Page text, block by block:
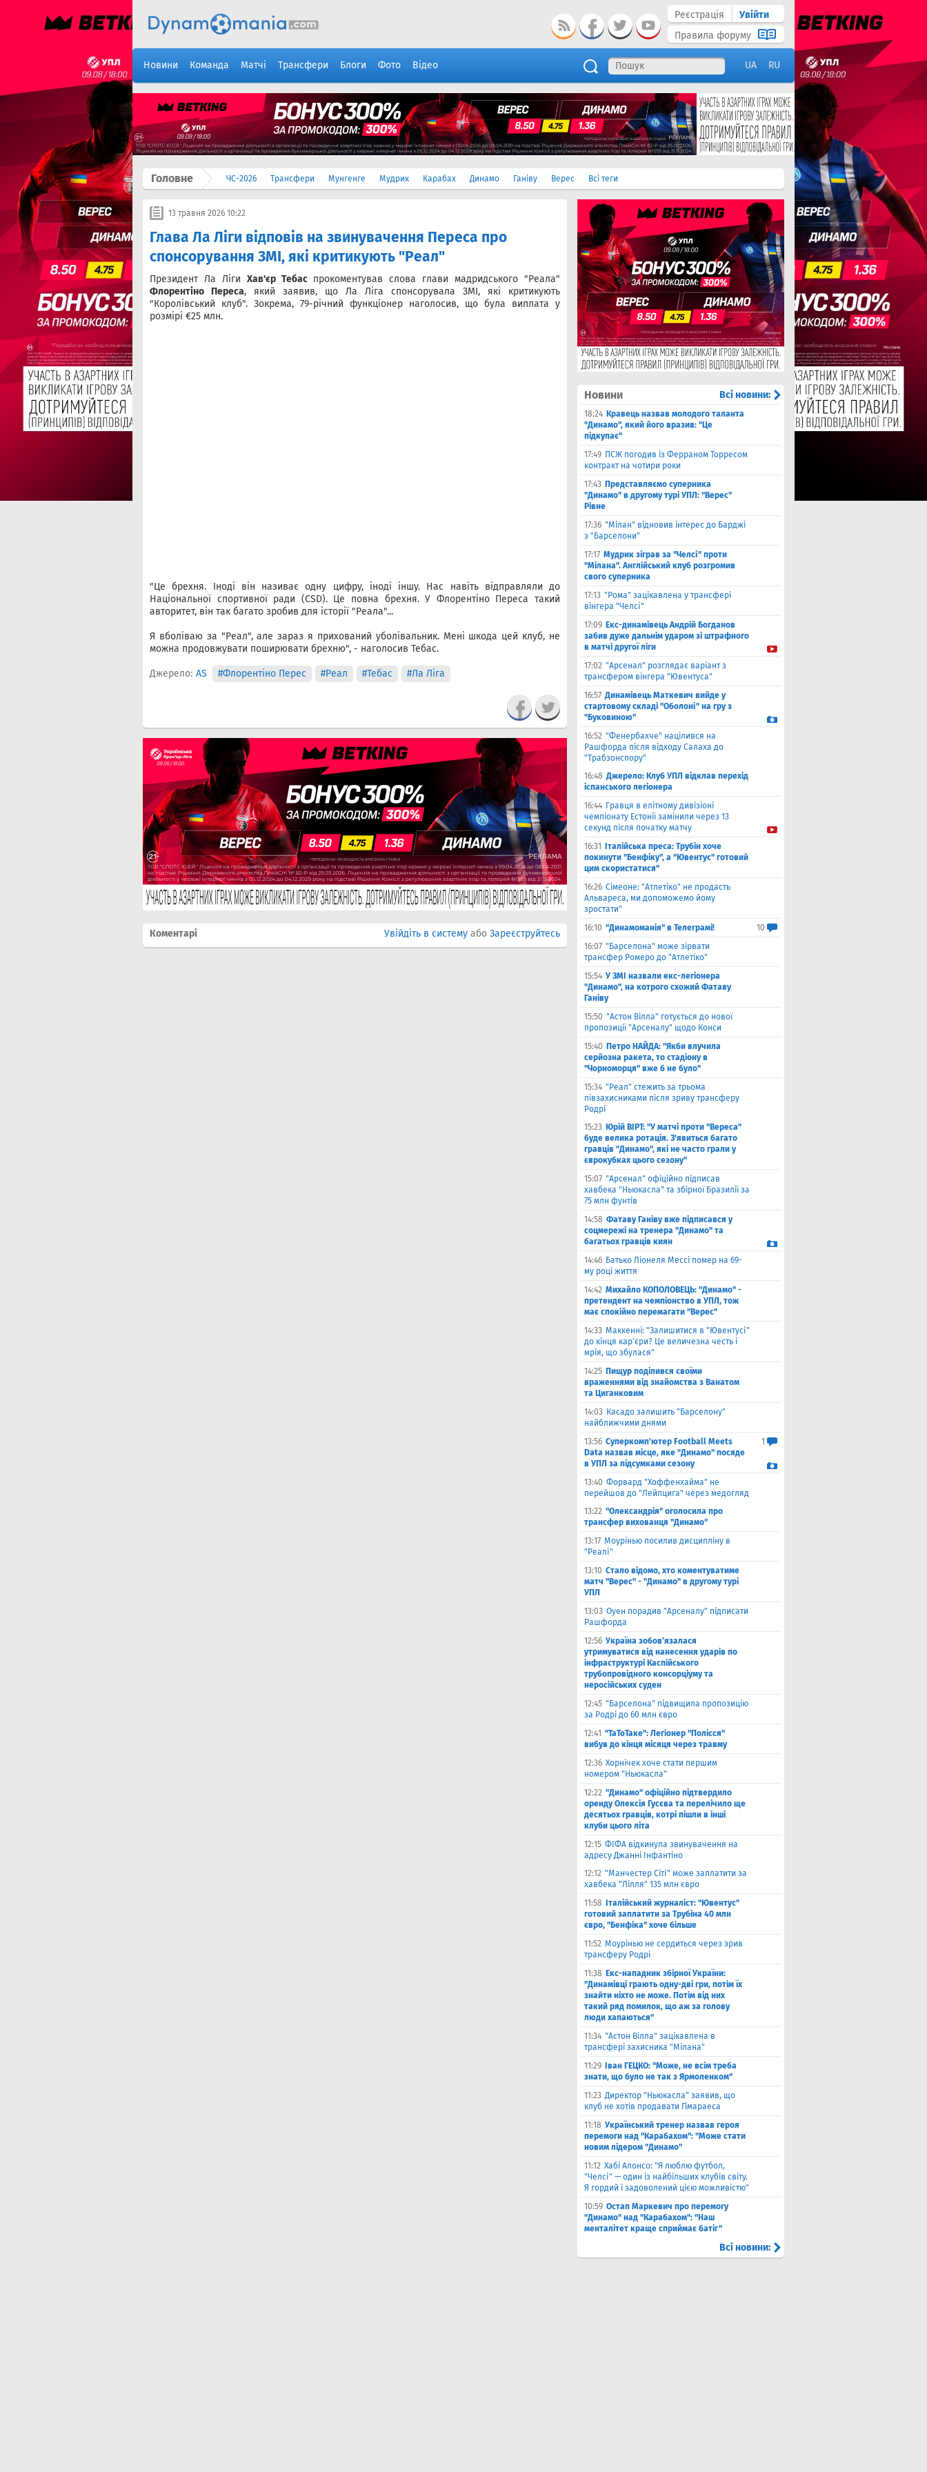
Реєстрація
Увійти
Правила форуму
Новини Команда Матчі Трансфери Блоги Фото Відео UA RU
Головне ЧС-2026 Трансфери Мунгенге Мудрик Карабах Динамо Ганіву Верес Всі теги
13 травня 2026 10:22
Глава Ла Ліги відповів на звинувачення Переса про
спонсорування ЗМІ, які критикують "Реал"
Президент Ла Ліги Хав'єр Тебаспрокоментував слова глави мадридського "Реала"
Флорентіно Переса, який заявив, що Ла Ліга спонсорувала ЗМІ, які критикують
"Королівський клуб". Зокрема, 79-річний функціонер наголосив, що була виплата у
розмірі €25 млн.
"Це брехня. Іноді він називає одну цифру, іноді іншу. Нас навіть відправляли до
Національної спортивної ради (CSD). Це повна брехня. У Флорентіно Переса такий
авторитет, він так багато зробив для історії "Реала"...
Я вболіваю за "Реал", але зараз я прихований уболівальник. Мені шкода цей клуб, не
можна продовжувати поширювати брехню", - наголосив Тебас.
Джерело: AS #Флорентіно Перес #Реал #Тебас #Ла Ліга
Коментарі Увійдіть в систему або Зареєструйтесь
Новини Всі новини:
18:24 Кравець назвав молодого таланта
"Динамо", який його вразив: "Це
підкупає"
17:49 ПСЖ погодив із Ферраном Торресом
контракт на чотири роки
17:43 Представляємо суперника
"Динамо" в другому турі УПЛ: "Верес"
Рівне
17:36 "Мілан" відновив інтерес до Барджі
з "Барселони"
17:17 Мудрик зіграв за "Челсі" проти
"Мілана". Англійський клуб розгромив
свого суперника
17:13 "Рома" зацікавлена у трансфері
вінгера "Челсі"
17:09 Екс-динамівець Андрій Богданов
забив дуже дальнім ударом зі штрафного
в матчі другої ліги
17:02 "Арсенал" розглядає варіант з
трансфером вінгера "Ювентуса"
16:57 Динамівець Маткевич вийде у
стартовому складі "Оболоні" на гру з
"Буковиною"
16:52 "Фенербахче" націлився на
Рашфорда після відходу Салаха до
"Трабзонспору"
16:48 Джерело: Клуб УПЛ відклав перехід
іспанського легіонера
16:44 Гравця в елітному дивізіоні
чемпіонату Естонії замінили через 13
секунд після початку матчу
16:31
Італійська преса: Трубін хоче
покинути "Бенфіку", а "Ювентус" готовий
цим скористатися"
16:26 Сімеоне: "Атлетіко" не продасть
Альвареса, ми допоможемо йому
зростати"
16:10 "Динамоманія" в Телеграмі!
10
16:07 "Барселона" може зірвати
трансфер Ромеро до "Атлетіко"
15:54 У ЗМІ назвали екс-легіонера
"Динамо", на котрого схожий Фатаву
Ганіву
15:50 "Астон Вілла" готується до нової
пропозиції "Арсеналу" щодо Конси
15:40 Петро НАЙДА: "Якби влучила
серйозна ракета, то стадіону в
"Чорноморця" вже б не було"
15:34 "Реал" стежить за трьома
півзахисниками після зриву трансферу
Родрі
15:23 Юрій ВІРТ: "У матчі проти "Вереса"
буде велика ротація. З'явиться багато
гравців "Динамо", які не часто грали у
єврокубках цього сезону"
15:07 "Арсенал" офіційно підписав
хавбека "Ньюкасла" та збірної Бразилії за
75 млн фунтів
14:58 Фатаву Ганіву вже підписався у
соцмережі на тренера "Динамо" та
багатьох гравців киян
14:46 Батько Ліонеля Мессі помер на 69-
му році життя
14:42 Михайло КОПОЛОВЕЦЬ: "Динамо" -
претендент на чемпіонство в УПЛ, тож
має спокійно перемагати "Верес"
14:33 Маккенні: "Залишитися в "Ювентусі"
до кінця кар'єри? Це величезна честь і
мрія, що збулася"
14:25 Пищур поділився своїми
враженнями від знайомства з Ванатом
та Циганковим
14:03 Касадо залишить "Барселону"
найближчими днями
13:56 Суперкомп'ютер Football Meets
Data назвав місце, яке "Динамо" посяде
в УПЛ за підсумками сезону
1
13:40 Форвард "Хоффенхайма" не
перейшов до "Лейпцига" через медогляд
13:22 "Олександрія" оголосила про
трансфер вихованця "Динамо"
13:17 Моурінью посилив дисципліну в
"Реалі"
13:10 Стало відомо, хто коментуватиме
матч "Верес" - "Динамо" в другому турі
УПЛ
13:03 Оуен порадив "Арсеналу" підписати
Рашфорда
12:56 Україна зобов’язалася
утримуватися від нанесення ударів по
інфраструктурі Каспійського
трубопровідного консорціуму та
неросійських суден
12:45 "Барселона" підвищила пропозицію
за Родрі до 60 млн євро
12:41 "ТаТоТаке": Легіонер "Полісся"
вибув до кінця місяця через травму
12:36 Хорнічек хоче стати першим
номером "Ньюкасла"
12:22 "Динамо" офіційно підтвердило
оренду Олексія Гусєва та перелічило ще
десятьох гравців, котрі пішли в інші
клуби цього літа
12:15 ФІФА відкинула звинувачення на
адресу Джанні Інфантіно
12:12 "Манчестер Сіті" може заплатити за
хавбека "Лілля" 135 млн євро
11:58
Італійський журналіст: "Ювентус"
готовий заплатити за Трубіна 40 млн
євро, "Бенфіка" хоче більше
11:52 Моурінью не сердиться через зрив
трансферу Родрі
11:38 Екс-нападник збірної України:
"Динамівці грають одну-дві гри, потім їх
знайти ніхто не може. Потім від них
такий ряд помилок, що аж за голову
люди хапаються"
11:34 "Астон Вілла" зацікавлена в
трансфері захисника "Мілана"
11:29
Іван ГЕЦКО: "Може, не всім треба
знати, що було не так з Ярмоленком"
11:23 Директор "Ньюкасла" заявив, що
клуб не хотів продавати Гімараеса
11:18 Український тренер назвав героя
перемоги над "Карабахом": "Може стати
новим лідером "Динамо"
11:12 Хабі Алонсо: "Я люблю футбол,
"Челсі" — один із найбільших клубів світу.
Я гордий і задоволений цією можливістю"
10:59 Остап Маркевич про перемогу
"Динамо" над "Карабахом": "Наш
менталітет краще сприймає батіг"
Всі новини: